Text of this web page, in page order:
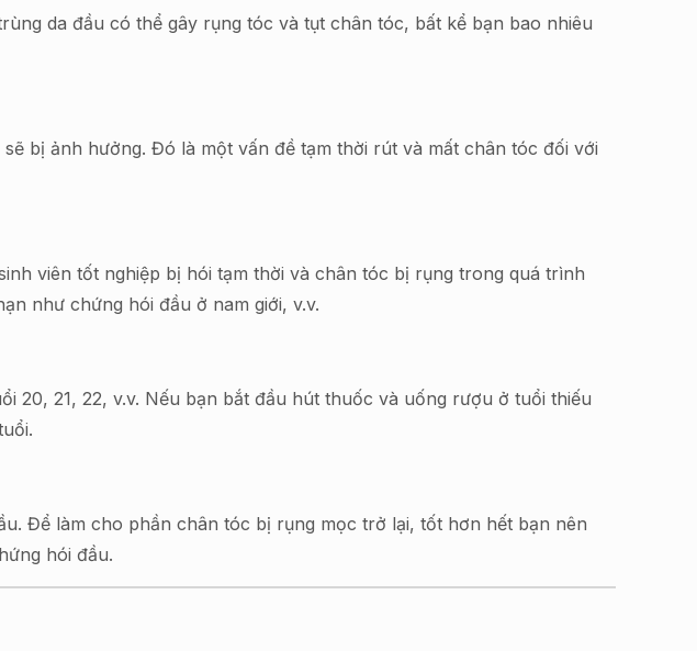
da đầu có thể gây rụng tóc và tụt chân tóc, bất kể bạn bao nhiêu
bị ảnh hưởng. Đó là một vấn đề tạm thời rút và mất chân tóc đối với
viên tốt nghiệp bị hói tạm thời và chân tóc bị rụng trong quá trình
như chứng hói đầu ở nam giới, v.v.
21, 22, v.v. Nếu bạn bắt đầu hút thuốc và uống rượu ở tuổi thiếu
Để làm cho phần chân tóc bị rụng mọc trở lại, tốt hơn hết bạn nên
hói đầu.